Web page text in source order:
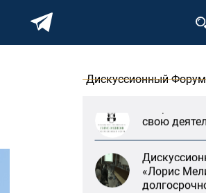
Дискуссионный
«Лорис
свою
В Москве